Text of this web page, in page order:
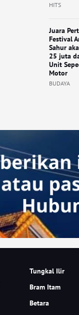
HITS
Juara
Festival
Sahur
25 juta
Unit
Motor
BUDAYA
Tungkal Ilir
Bram Itam
Betara